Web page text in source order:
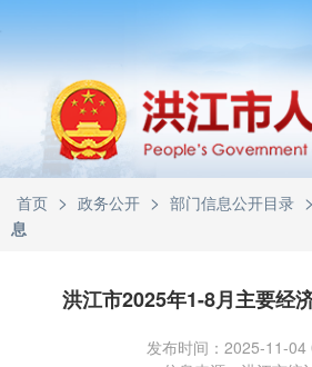
首页 > 政务公开 > 部门信息公开目录 >
息
洪江市2025年1-8月主要经
发布时间：2025-11-04